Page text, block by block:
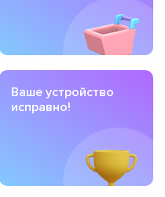
Ваше устройство
исправно!